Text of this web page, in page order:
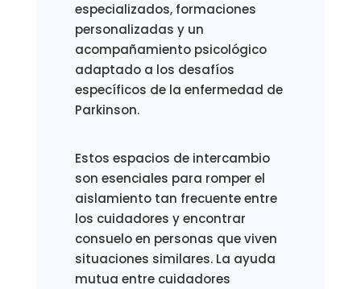
especializados, formaciones
personalizadas y un
acompañamiento psicológico
adaptado a los desafíos
específicos de la enfermedad de
Parkinson.
Estos espacios de intercambio
son esenciales para romper el
aislamiento tan frecuente entre
los cuidadores y encontrar
consuelo en personas que viven
situaciones similares. La ayuda
mutua entre cuidadores